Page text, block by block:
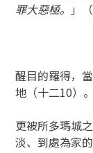
罪大惡極。 」
醒目的羅得，
地（十二10）
更被所多瑪城
淡、到處為家